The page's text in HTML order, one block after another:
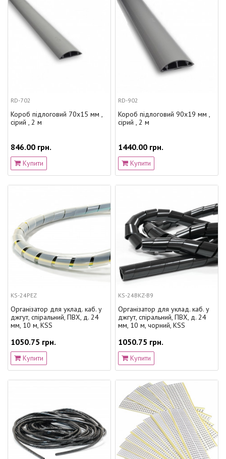
RD-702
Короб підлоговий 70x15 мм ,
сірий , 2 м
846.00 грн.
Купити
RD-902
Короб підлоговий 90x19 мм ,
сірий , 2 м
1440.00 грн.
Купити
KS-24PEZ
Організатор для уклад. каб. у
джгут, спіральний, ПВХ, д. 24
мм, 10 м, KSS
1050.75 грн.
Купити
KS-24BKZ-B9
Організатор для уклад. каб. у
джгут, спіральний, ПВХ, д. 24
мм, 10 м, чорний, KSS
1050.75 грн.
Купити